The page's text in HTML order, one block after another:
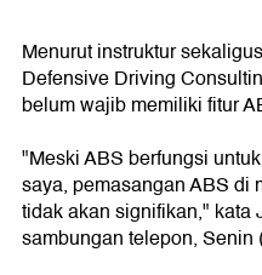
Menurut instruktur
Defensive Driving
belum wajib memiliki fitur
"Meski ABS berfungsi
saya, pemasangan ABS di
tidak akan signifikan," kata
sambungan telepon, Senin